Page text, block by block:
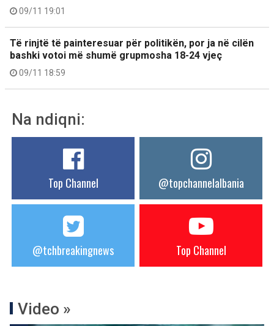
09/11 19:01
Të rinjtë të painteresuar për politikën, por ja në cilën
bashki votoi më shumë grupmosha 18-24 vjeç
09/11 18:59
Na ndiqni:
Top Channel @topchannelalbania
@tchbreakingnews Top Channel
Video »